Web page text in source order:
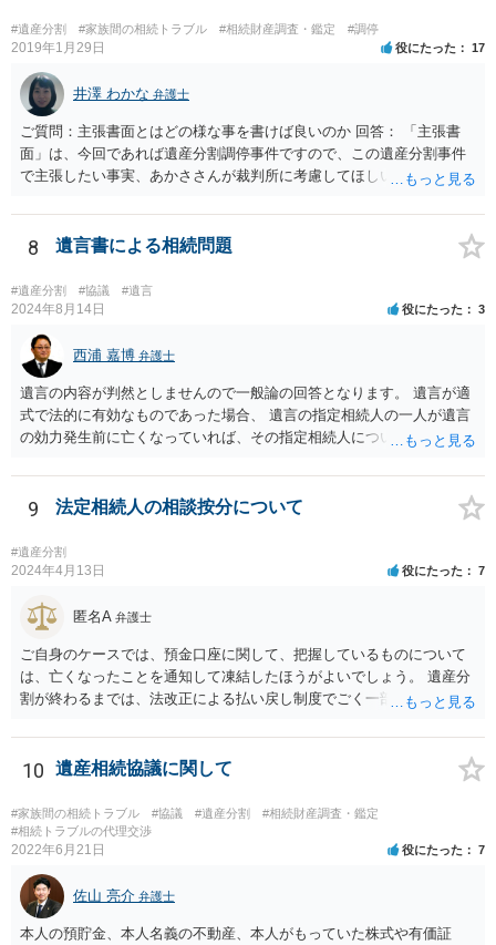
放棄できたとしても時間と費用はかかるので、固定資産税の金額と比
較して費用対効果があるかどうかという検討になります。
#遺産分割 #家族間の相続トラブル #相続財産調査・鑑定 #調停
2019年1月29日 役にたった 17
井澤 わかな 弁護士
ご質問：主張書面とはどの様な事を書けば良いのか 回答： 「主張書
面」は、今回であれば遺産分割調停事件ですので、この遺産分割事件
で主張したい事実、あかささんが裁判所に考慮してほしいと思う、亡
ります。 もし、主張したい事実や考慮してほしい事情に関連して
資料を持っているようであれば、主張書面とは別で提出できます。も
し、お姉さんに見られたくないような資料がある場合、「非開示の希
望に関する申出書」と共に提出することも考えられます。 ご質問：書
いた方が良い事と書かない方が良い事 回答： お姉さんが申立書の「申
立ての趣旨」のところに書いている遺産の分け方に対して意見があれ
ば、まずそれを書くとよいです。 次に「申立ての理由」のところに、
なぜ調停を申し立てたのか(例えば、あかささんと話合いが出来ない／
決裂した、など)や亡くなった方・あかささん・お姉さん間の事情やい
きさつなどが書かれていると思うので、あかささんから見てそれは違
うと感じるところは、どのように違うのか、など書くとよいです。 そ
(例えば、○○のときにお姉さんは亡くなった方からお金を援助してもら
産分割に関係ない(と思われる)いきさつを沢山盛り込むことだと考えま
す(あくまで遺産分割に関係することに留める方が、裁判所や調停委員
8 遺言書による相続問題
#遺産分割 #協議 #遺言
2024年8月14日 役にたった 3
西浦 嘉博 弁護士
遺言の内容が判然としませんので一般論の回答となります。 遺言が適
式で法的に有効なものであった場合、 遺言の指定相続人の一人が遺言
の効力発生前に亡くなっていれば、その指定相続人について遺言が記
遺言に基づいて、生存されている指定相続人は遺言通りに遺言者の財
産を相続することができます。 次に、既に亡くなっている指定相続人
宛に遺贈が記載されていた相続財産については、遺言者の意思が確認
できないので、一般的な相続財産として、法に基づいて法定相続分を
有する相続権者により遺産分割が行われることになります。 この際、
続人の子供さん方になります。
9 法定相続人の相談按分について
#遺産分割
2024年4月13日 役にたった 7
匿名A 弁護士
ご自身のケースでは、預金口座に関して、把握しているものについて
は、亡くなったことを通知して凍結したほうがよいでしょう。 遺産分
割が終わるまでは、法改正による払い戻し制度でごく一部を引き出せ
も預金を自由にできない）。
10 遺産相続協議に関して
#家族間の相続トラブル #協議 #遺産分割
#相続財産調査・鑑定
#相続トラブルの代理交渉
2022年6月21日 役にたった 7
佐山 亮介 弁護士
本人の預貯金、本人名義の不動産、本人がもっていた株式や有価証